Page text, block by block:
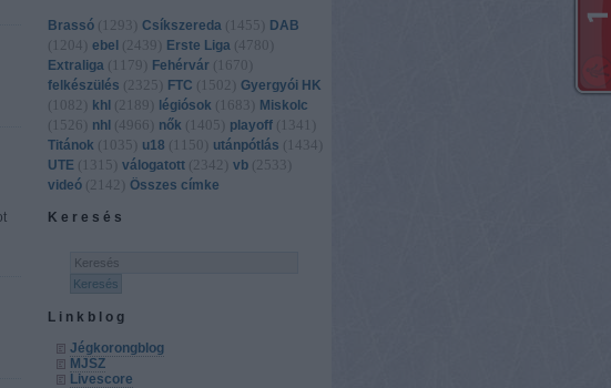
Brassó ( 1293 Csíkszereda ( 1455 DAB
( 1204 ebel ( 2439 Erste Liga ( 4780
Extraliga ( 1179 Fehérvár ( 1670
felkészülés ( 2325 FTC ( 1502 Gyergyói HK
( 1082 khl ( 2189 légiósok ( 1683 Miskolc
( 1526 nhl ( 4966 nők ( 1405 playoff ( 1341
Titánok ( 1035 u18 ( 1150 utánpótlás ( 1434
UTE ( 1315 válogatott ( 2342 vb ( 2533
videó ( 2142 Összes címke
Keresés
Linkblog
Jégkorongblog
MJSZ
Livescore